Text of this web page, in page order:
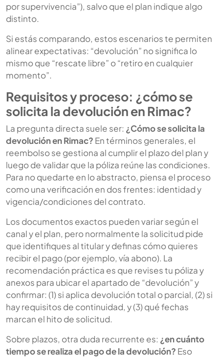
por supervivencia”), salvo que el plan indique algo
distinto.
Si estás comparando, estos escenarios te permiten
alinear expectativas: “devolución” no significa lo
mismo que “rescate libre” o “retiro en cualquier
momento”.
Requisitos y proceso: ¿cómo se
solicita la devolución en Rimac?
La pregunta directa suele ser: ¿Cómo se solicita la
devolución en Rimac? En términos generales, el
reembolso se gestiona al cumplir el plazo del plan y
luego de validar que la póliza reúne las condiciones.
Para no quedarte en lo abstracto, piensa el proceso
como una verificación en dos frentes: identidad y
vigencia/condiciones del contrato.
Los documentos exactos pueden variar según el
canal y el plan, pero normalmente la solicitud pide
que identifiques al titular y definas cómo quieres
recibir el pago (por ejemplo, vía abono). La
recomendación práctica es que revises tu póliza y
anexos para ubicar el apartado de “devolución” y
confirmar: (1) si aplica devolución total o parcial, (2) si
hay requisitos de continuidad, y (3) qué fechas
marcan el hito de solicitud.
Sobre plazos, otra duda recurrente es: ¿en cuánto
tiempo se realiza el pago de la devolución? Eso